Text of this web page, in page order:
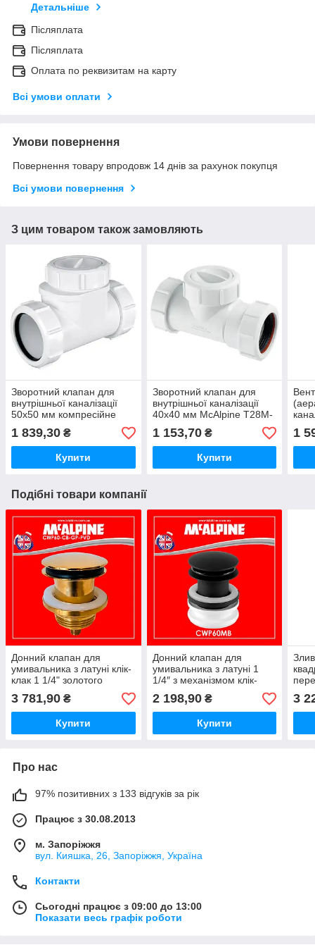
Детальніше
Післяплата
Післяплата
Оплата по реквизитам на карту
Всі умови оплати
Умови повернення
Повернення товару впродовж 14 днів за рахунок покупця
Всі умови повернення
З цим товаром також замовляють
Зворотний клапан для
внутрішньої каналізації
50х50 мм компресійне
з'єднання Z2850-NRV
McAlpine
1 839,30 ₴
Купити
Зворотний клапан для
внутрішньої каналізації
40х40 мм McAlpine T28M-
NRV-40 (компресійне
з'єднання)
1 153,70₴
Купити
1
Подібні товари компанії
Донний клапан для
умивальника з латуні клік-
клак 1 1/4" золотого
PVD McALPINE
3 781,90 ₴
Купити
Донний клапан для
умивальника з латуні 1
1/4″ з механізмом клік-
кольору CWP60MB
McAlpine
2 198,90₴
Купити
3
Про нас
97% позитивних з 133 відгуків за рік
Працює з 30.08.2013
м. Запоріжжя
вул. Кияшка, 26, Запоріжжя, Україна
Контакти
Сьогодні працює з 09:00 до 13:00
Показати весь графік роботи